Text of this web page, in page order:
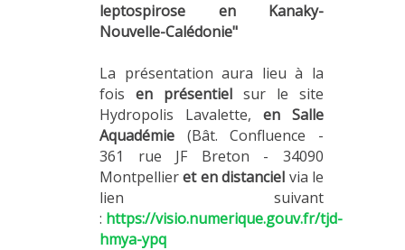
leptospirose en Kanaky-
Nouvelle-Calédonie"
La présentation aura lieu à la
fois en présentiel sur le site
Hydropolis Lavalette, en Salle
Aquadémie (Bât. Confluence -
361 rue JF Breton - 34090
Montpellieret en distanciel via le
lien suivant
: https://visio.numerique.gouv.fr/tjd-
hmya-ypq